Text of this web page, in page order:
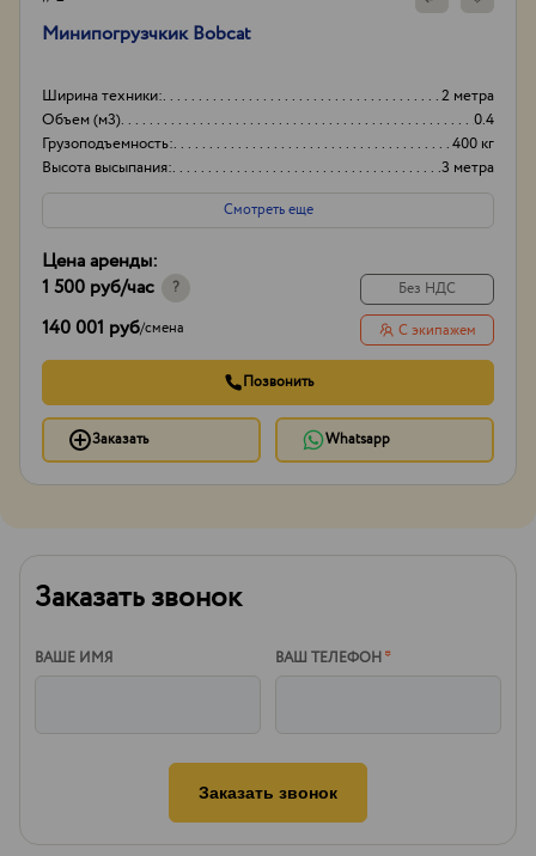
Минипогрузчкик Bobcat
Ширина техники:
2 метра
Объем (м3)
0.4
Грузоподъемность:
400 кг
Высота высыпания:
3 метра
Смотреть еще
Цена аренды:
1 500 руб/час ?
140 001 руб/смена
Без НДС
С экипажем
Позвонить
Заказать Whatsapp
Заказать звонок
ВАШЕ ИМЯ ВАШ ТЕЛЕФОН*
Заказать звонок